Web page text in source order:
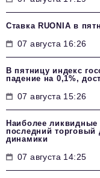
Ставка RUONIA в
07 августа 16:26
В пятницу индекс
падение на 0,1%,
07 августа 15:26
Наиболее
последний
динамики
07 августа 14:25